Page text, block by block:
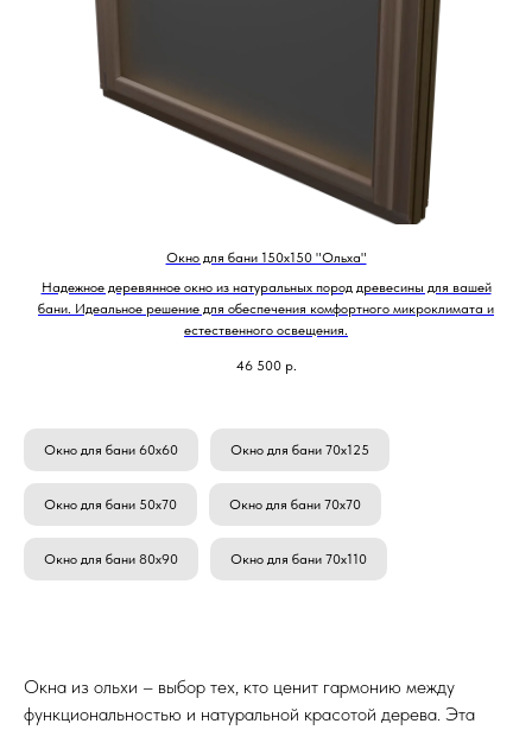
Окно для бани 150х150 "Ольха"
Надежное деревянное окно из натуральных пород древесины для вашей
бани. Идеальное решение для обеспечения комфортного микроклимата и
естественного освещения.
46 500 р.
Окно для бани 60х60 Окно для бани 70х125
Окно для бани 50х70 Окно для бани 70х70
Окно для бани 80х90 Окно для бани 70х110
Окна из ольхи – выбор тех, кто ценит гармонию между
функциональностью и натуральной красотой дерева. Эта